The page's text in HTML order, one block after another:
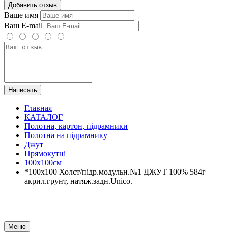
Добавить отзыв
Ваше имя
Ваш E-mail
Написать
Главная
КАТАЛОГ
Полотна, картон, підрамники
Полотна на підрамнику
Джут
Прямокутні
100х100см
*100х100 Холст/підр.модульн.№1 ДЖУТ 100% 584г
акрил.грунт, натяж.задн.Unico.
Меню